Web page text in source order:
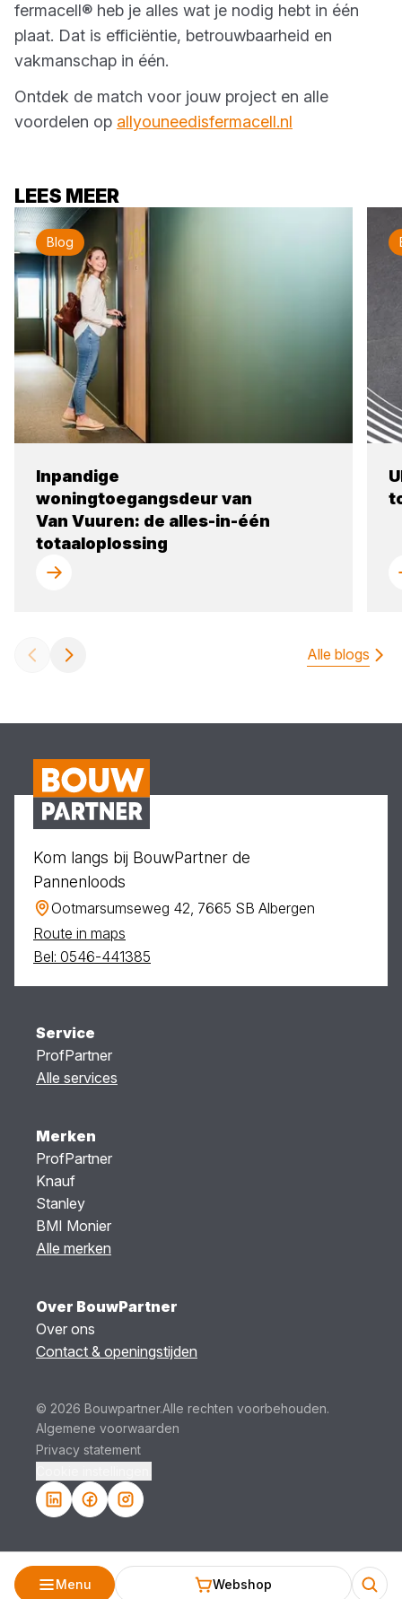
Menu Webshop
fermacell® heb je alles wat je nodig hebt in één
plaat. Dat is efficiëntie, betrouwbaarheid en
vakmanschap in één.
Ontdek de match voor jouw project en alle
voordelen op allyouneedisfermacell.nl
LEES MEER
Blog
Inpandige
woningtoegangsdeur van
Van Vuuren: de alles-in-één
totaaloplossing
Alle blogs
Kom langs bij BouwPartner de
Pannenloods
Ootmarsumseweg 42, 7665 SB Albergen
Route in maps
Bel: 0546-441385
Service
ProfPartner
Alle services
Merken
ProfPartner
Knauf
Stanley
BMI Monier
Alle merken
Over BouwPartner
Over ons
Contact & openingstijden
© 2026 Bouwpartner.Alle rechten voorbehouden.
Algemene voorwaarden
Privacy statement